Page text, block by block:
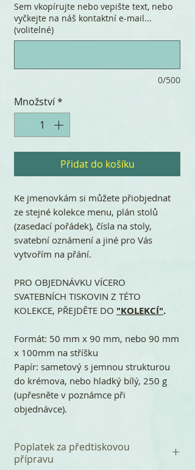
Sem vkopírujte nebo vepište text, nebo
vyčkejte na náš kontaktní e-mail...
(volitelné)
0/500
Množství*
Přidat do košíku
Ke jmenovkám si můžete přiobjednat
ze stejné kolekce menu, plán stolů
(zasedací pořádek), čísla na stoly,
svatební oznámení a jiné pro Vás
vytvořím na přání.
PRO OBJEDNÁVKU VÍCERO
SVATEBNÍCH TISKOVIN Z TÉTO
KOLEKCE, PŘEJDĚTE DO "KOLEKCÍ".
Formát: 50 mm x 90 mm, nebo 90 mm
x 100mm na stříšku
Papír: sametový s jemnou strukturou
do krémova, nebo hladký bílý, 250 g
(upřesněte v poznámce při
objednávce).
Poplatek za předtiskovou
přípravu